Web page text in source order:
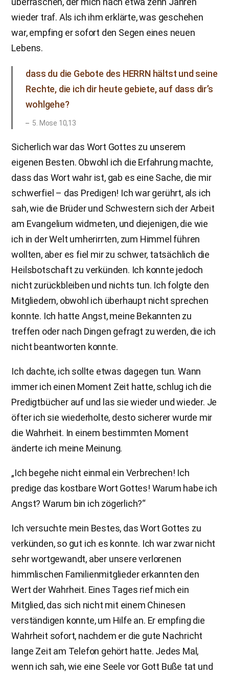
wieder traf. Als ich ihm erklärte, was geschehen
war, empfing er sofort den Segen eines neuen
Lebens.
dass du die Gebote des HERRN hältst und seine
Rechte, die ich dir heute gebiete, auf dass dir’s
wohlgehe?
5. Mose 10,13
Sicherlich war das Wort Gottes zu unserem
eigenen Besten. Obwohl ich die Erfahrung machte,
dass das Wort wahr ist, gab es eine Sache, die mir
schwerfiel – das Predigen! Ich war gerührt, als ich
sah, wie die Brüder und Schwestern sich der Arbeit
am Evangelium widmeten, und diejenigen, die wie
ich in der Welt umherirrten, zum Himmel führen
wollten, aber es fiel mir zu schwer, tatsächlich die
Heilsbotschaft zu verkünden. Ich konnte jedoch
nicht zurückbleiben und nichts tun. Ich folgte den
Mitgliedern, obwohl ich überhaupt nicht sprechen
konnte. Ich hatte Angst, meine Bekannten zu
treffen oder nach Dingen gefragt zu werden, die ich
nicht beantworten konnte.
Ich dachte, ich sollte etwas dagegen tun. Wann
immer ich einen Moment Zeit hatte, schlug ich die
Predigtbücher auf und las sie wieder und wieder. Je
öfter ich sie wiederholte, desto sicherer wurde mir
die Wahrheit. In einem bestimmten Moment
änderte ich meine Meinung.
„Ich begehe nicht einmal ein Verbrechen! Ich
predige das kostbare Wort Gottes! Warum habe ich
Angst? Warum bin ich zögerlich?“
Ich versuchte mein Bestes, das Wort Gottes zu
verkünden, so gut ich es konnte. Ich war zwar nicht
sehr wortgewandt, aber unsere verlorenen
himmlischen Familienmitglieder erkannten den
Wert der Wahrheit. Eines Tages rief mich ein
Mitglied, das sich nicht mit einem Chinesen
verständigen konnte, um Hilfe an. Er empfing die
Wahrheit sofort, nachdem er die gute Nachricht
lange Zeit am Telefon gehört hatte. Jedes Mal,
wenn ich sah, wie eine Seele vor Gott Buße tat und